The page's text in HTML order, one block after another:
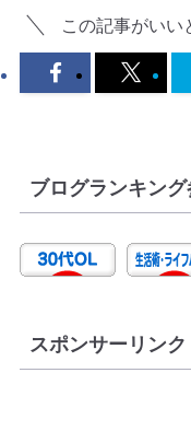
この記事がいい
ブログランキング
スポンサーリンク